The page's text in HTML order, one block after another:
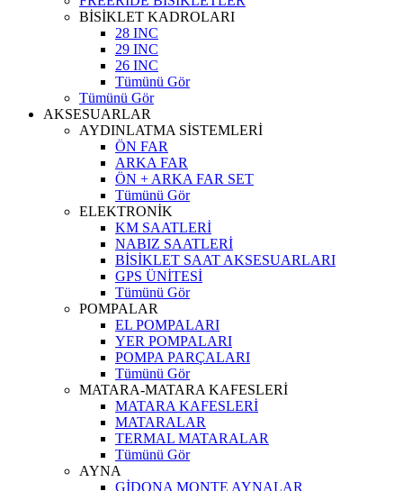
BİSİKLET KADROLARI
28 INC
29 INC
26 INC
Tümünü Gör
Tümünü Gör
AKSESUARLAR
AYDINLATMA SİSTEMLERİ
ÖN FAR
ARKA FAR
ÖN + ARKA FAR SET
Tümünü Gör
ELEKTRONİK
KM SAATLERİ
NABIZ SAATLERİ
BİSİKLET SAAT AKSESUARLARI
GPS ÜNİTESİ
Tümünü Gör
POMPALAR
EL POMPALARI
YER POMPALARI
POMPA PARÇALARI
Tümünü Gör
MATARA-MATARA KAFESLERİ
MATARA KAFESLERİ
MATARALAR
TERMAL MATARALAR
Tümünü Gör
AYNA
GİDONA MONTE AYNALAR